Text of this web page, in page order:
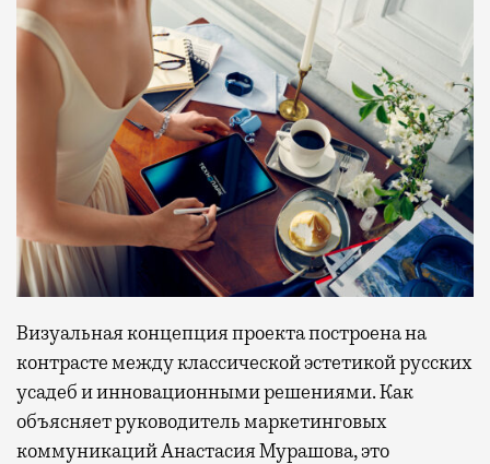
Визуальная концепция проекта построена на
контрасте между классической эстетикой русских
усадеб и инновационными решениями. Как
объясняет руководитель маркетинговых
коммуникаций Анастасия Мурашова, это